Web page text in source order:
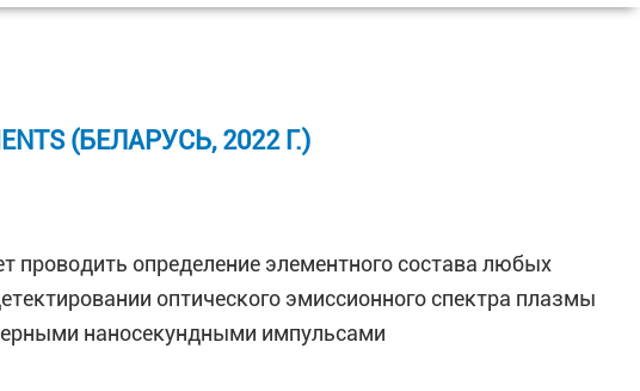
(БЕЛАРУСЬ, 2022 Г.)
проводить определение элементного состава любых
оптического эмиссионного спектра плазмы
наносекундными импульсами